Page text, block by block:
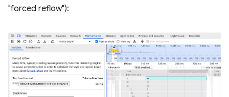
"forced reflow"):